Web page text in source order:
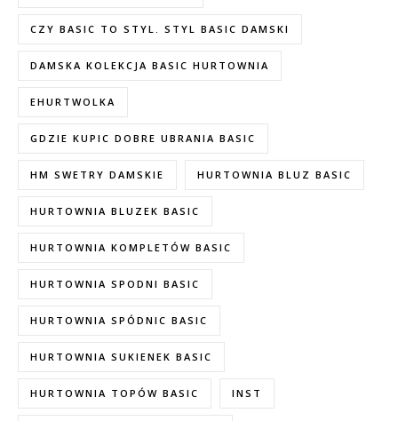
CZY BASIC TO STYL. STYL BASIC DAMSKI
DAMSKA KOLEKCJA BASIC HURTOWNIA
EHURTWOLKA
GDZIE KUPIC DOBRE UBRANIA BASIC
HM SWETRY DAMSKIE HURTOWNIA BLUZ BASIC
HURTOWNIA BLUZEK BASIC
HURTOWNIA KOMPLETÓW BASIC
HURTOWNIA SPODNI BASIC
HURTOWNIA SPÓDNIC BASIC
HURTOWNIA SUKIENEK BASIC
HURTOWNIA TOPÓW BASIC INST